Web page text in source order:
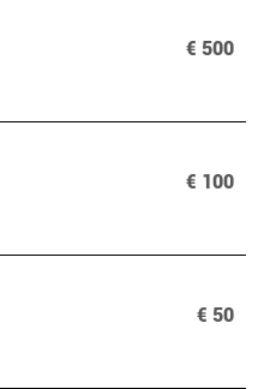
€ 500
€ 100
€ 50